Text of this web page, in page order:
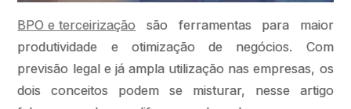
BPO e terceirização são ferramentas para maior
produtividade e otimização de negócios. Com
previsão legal e já ampla utilização nas empresas, os
dois conceitos podem se misturar, nesse artigo